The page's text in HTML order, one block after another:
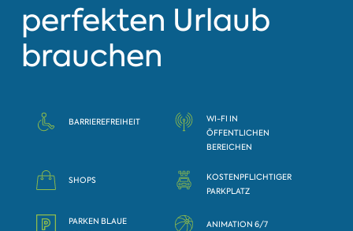
perfekten Urlaub
brauchen
BARRIEREFREIHEIT
WI-FI IN
ÖFFENTLICHEN
BEREICHEN
SHOPS
KOSTENPFLICHTIGER
PARKPLATZ
PARKEN BLAUE
ANIMATION 6/7